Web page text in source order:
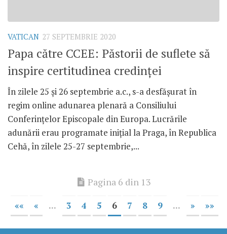
VATICAN 27 SEPTEMBRIE 2020
Papa către CCEE: Păstorii de suflete să
inspire certitudinea credinței
În zilele 25 și 26 septembrie a.c., s-a desfășurat în
regim online adunarea plenară a Consiliului
Conferințelor Episcopale din Europa. Lucrările
adunării erau programate inițial la Praga, în Republica
Cehă, în zilele 25-27 septembrie,...
Pagina 6 din 13
«« « ... 3 4 5 6 7 8 9 ... » »»